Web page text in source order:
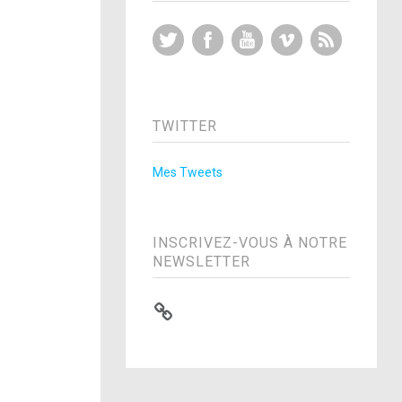
Twitter FacebookYouTubeVimeo
TWITTER
Mes Tweets
INSCRIVEZ-VOUS À NOTRE
NEWSLETTER